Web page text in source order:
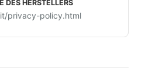
privacy-policy.html